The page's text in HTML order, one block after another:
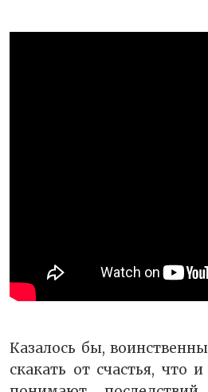
Казалось бы,
скакать от счастья, что